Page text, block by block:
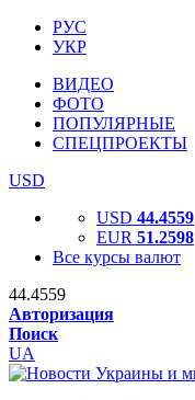
РУС
УКР
ВИДЕО
ФОТО
ПОПУЛЯРНЫЕ
СПЕЦПРОЕКТЫ
USD
USD 44.4559
EUR 51.2598
Все курсы валют
44.4559
Авторизация
Поиск
UA